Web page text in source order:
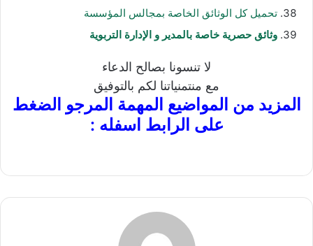
تحميل كل الوثائق الخاصة بمجالس المؤسسة
وثائق حصرية خاصة بالمدير و الإدارة التربوية
لا تنسونا بصالح الدعاء
مع منتمنياتنا لكم بالتوفيق
المزيد من المواضيع المهمة المرجو الضغط
على الرابط اسفله :